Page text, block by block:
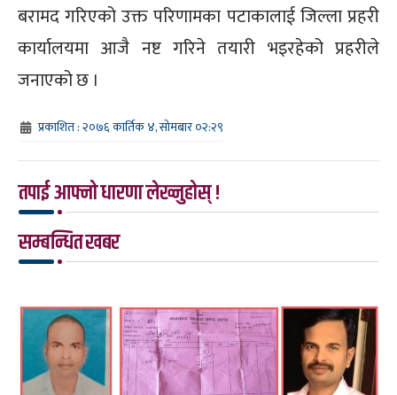
बरामद गरिएको उक्त परिणामका पटाकालाई जिल्ला प्रहरी
कार्यालयमा आजै नष्ट गरिने तयारी भइरहेको प्रहरीले
जनाएको छ ।
प्रकाशित : २०७६ कार्तिक ४, सोमबार ०२:२९
तपाई आफ्नो धारणा लेख्नुहोस् !
सम्बन्धित खबर